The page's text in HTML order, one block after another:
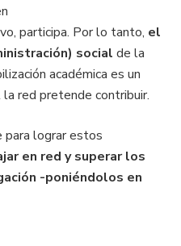
participa. Por lo tanto, el
social de la
académica es un
red pretende contribuir.
para lograr estos
en red y superar los
-poniéndolos en